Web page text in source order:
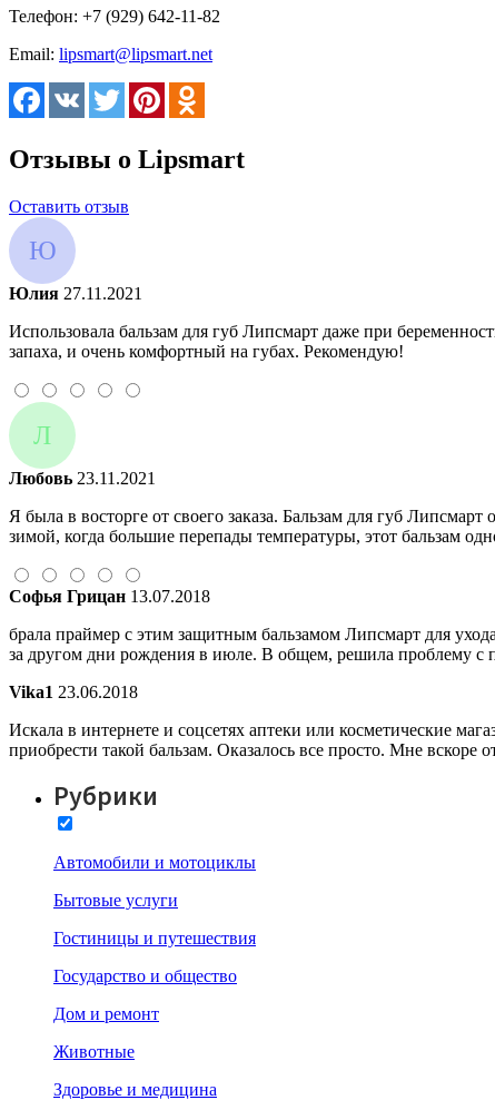
Телефон: +7 (929) 642-11-82
Email: lipsmart@lipsmart.net
Отзывы о Lipsmart
Оставить отзыв
Ю
Юлия 27.11.2021
Использовала бальзам для губ Липсмарт даже при
запаха, и очень комфортный на губах. Рекомендую!
Л
Любовь 23.11.2021
Я была в восторге от своего заказа. Бальзам для губ
зимой, когда большие перепады температуры, этот бальзам
Софья Грицан 13.07.2018
брала праймер с этим защитным бальзамом Липсмарт для
за другом дни рождения в июле. В общем, решила проблему с
Vika1 23.06.2018
Искала в интернете и соцсетях аптеки или косметические
приобрести такой бальзам. Оказалось все просто. Мне
Рубрики
Автомобили и мотоциклы
Бытовые услуги
Гостиницы и путешествия
Государство и общество
Дом и ремонт
Животные
Здоровье и медицина